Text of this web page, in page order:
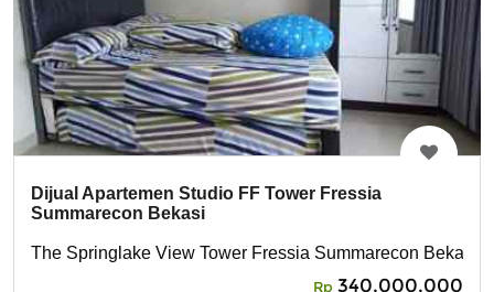
Dijual Apartemen Studio FF Tower Fressia
Summarecon Bekasi
The Springlake View Tower Fressia Summarecon Bekasi
Rp 340,000,000